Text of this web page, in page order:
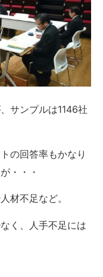
サンプルは1146社
の回答率もかなり
・・・
材不足など。
く、人手不足には